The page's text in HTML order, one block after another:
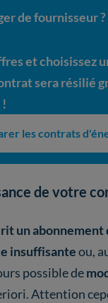
de fournisseur ?
et choisissez
sera résilié
les contrats
de votre
un abonnement
insuffisanteou,
possible de
Attention